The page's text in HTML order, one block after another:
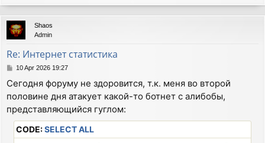
o
p
Shaos
Admin
Re: Интернет статистика
P
s
t
10 Apr 2026 19:27
Сегодня форуму не здоровится, т.к. меня во второй
половине дня атакует какой-то ботнет с алибобы,
представляющийся гуглом:
CODE:SELECT ALL